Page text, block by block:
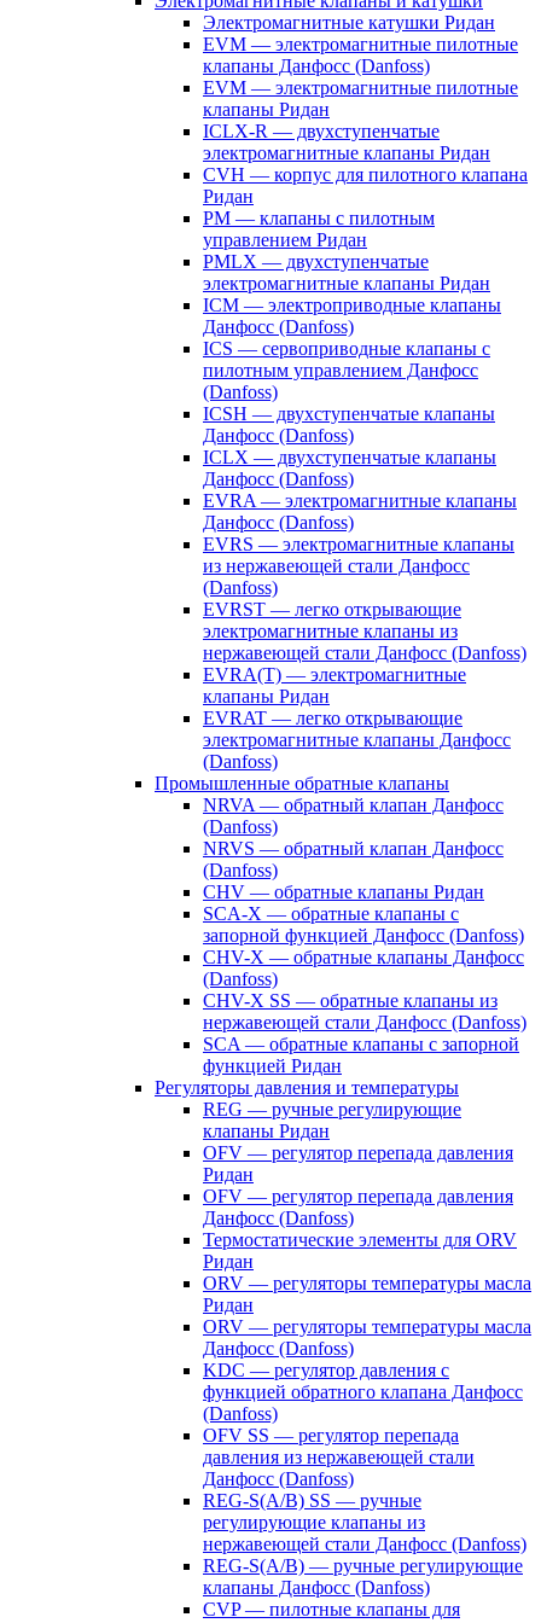
Электромагнитные катушки Ридан
EVM — электромагнитные пилотные
клапаны Данфосс (Danfoss)
EVM — электромагнитные пилотные
клапаны Ридан
ICLX-R — двухступенчатые
электромагнитные клапаны Ридан
CVH — корпус для пилотного клапана
Ридан
PM — клапаны с пилотным
управлением Ридан
PMLX — двухступенчатые
электромагнитные клапаны Ридан
ICM — электроприводные клапаны
Данфосс (Danfoss)
ICS — сервоприводные клапаны с
пилотным управлением Данфосс
(Danfoss)
ICSH — двухступенчатые клапаны
Данфосс (Danfoss)
ICLX — двухступенчатые клапаны
Данфосс (Danfoss)
EVRA — электромагнитные клапаны
Данфосс (Danfoss)
EVRS — электромагнитные клапаны
из нержавеющей стали Данфосс
(Danfoss)
EVRST — легко открывающие
электромагнитные клапаны из
нержавеющей стали Данфосс (Danfoss)
EVRA(T) — электромагнитные
клапаны Ридан
EVRAT — легко открывающие
электромагнитные клапаны Данфосс
(Danfoss)
Промышленные обратные клапаны
NRVA — обратный клапан Данфосс
(Danfoss)
NRVS — обратный клапан Данфосс
(Danfoss)
CHV — обратные клапаны Ридан
SCA-X — обратные клапаны с
запорной функцией Данфосс (Danfoss)
CHV-X — обратные клапаны Данфосс
(Danfoss)
CHV-X SS — обратные клапаны из
нержавеющей стали Данфосс (Danfoss)
SCA — обратные клапаны с запорной
функцией Ридан
Регуляторы давления и температуры
REG — ручные регулирующие
клапаны Ридан
OFV — регулятор перепада давления
Ридан
OFV — регулятор перепада давления
Данфосс (Danfoss)
Термостатические элементы для ORV
Ридан
ORV — регуляторы температуры масла
Ридан
ORV — регуляторы температуры масла
Данфосс (Danfoss)
KDC — регулятор давления с
функцией обратного клапана Данфосс
(Danfoss)
OFV SS — регулятор перепада
давления из нержавеющей стали
Данфосс (Danfoss)
REG-S(A/B) SS — ручные
регулирующие клапаны из
нержавеющей стали Данфосс (Danfoss)
REG-S(A/B) — ручные регулирующие
клапаны Данфосс (Danfoss)
CVP — пилотные клапаны для